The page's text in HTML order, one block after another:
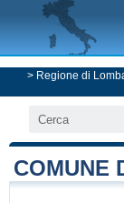
> Regione di
COMUNE